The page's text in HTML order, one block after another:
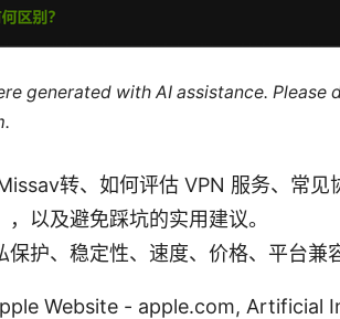
generated with AI assistance.
转、如何评估 VPN 服务、常见
以及避免踩坑的实用建议。
护、稳定性、速度、价格、平台兼
Website - apple.com, Artificial